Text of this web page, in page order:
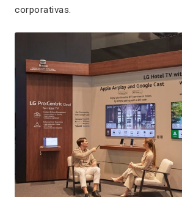
corporativas.